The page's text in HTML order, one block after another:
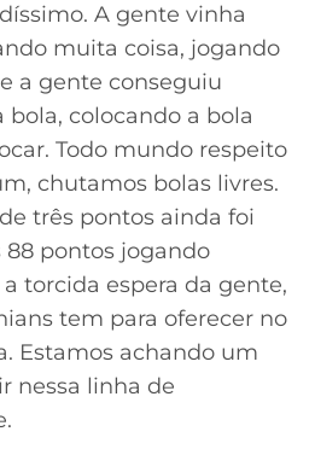
A gente vinha
muita coisa, jogando
a gente conseguiu
colocando a bola
Todo mundo respeito
chutamos bolas livres.
três pontos ainda foi
88 pontos jogando
torcida espera da gente,
tem para oferecer no
Estamos achando um
nessa linha de